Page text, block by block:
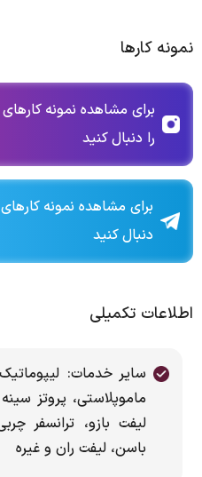
نمونه کارها
برای مشاهده نمونه
را دنبال کنید
برای مشاهده نمونه
دنبال کنید
اطلاعات تکمیلی
سایر خدمات:
ماموپلاستی، پروتز
لیفت بازو، ترانسفر
باسن، لیفت ران و غیره